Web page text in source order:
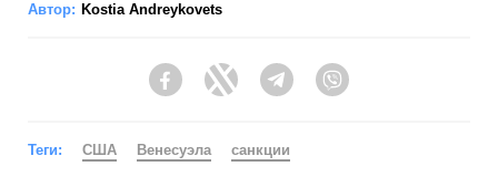
Автор: Kostia Andreykovets
FacebookTwitter Telegram
Теги: США Венесуэла санкции